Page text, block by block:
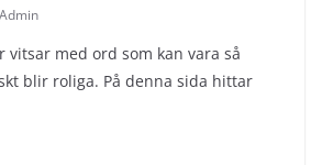
vitsar med ord som kan vara så
blir roliga. På denna sida hittar